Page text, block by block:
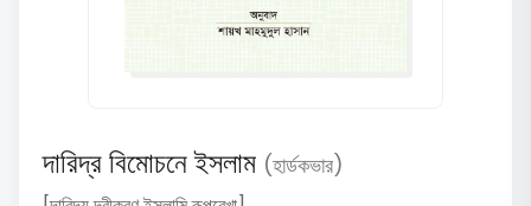
দারিদ্র বিমোচনে ইসলাম (হার্ডকভার)